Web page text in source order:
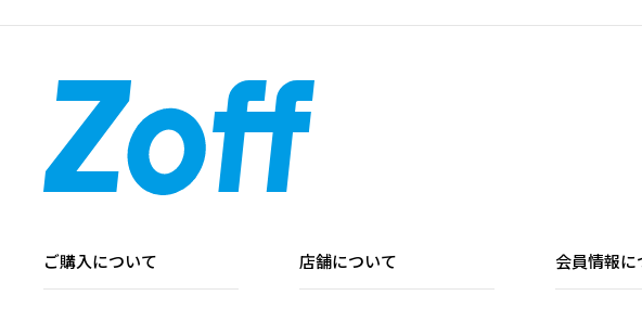
ご購入について 店舗について 会員情報に